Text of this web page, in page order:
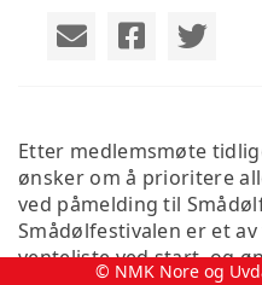
Etter medlemsmøte
ønsker om å prioritere
ved påmelding til
Smådølfestivalen er et
venteliste ved start, og
© NMK Nore og